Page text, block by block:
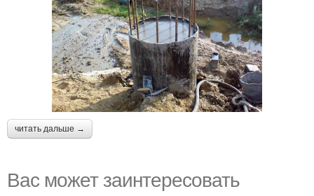
читать дальше →
Вас может заинтересовать